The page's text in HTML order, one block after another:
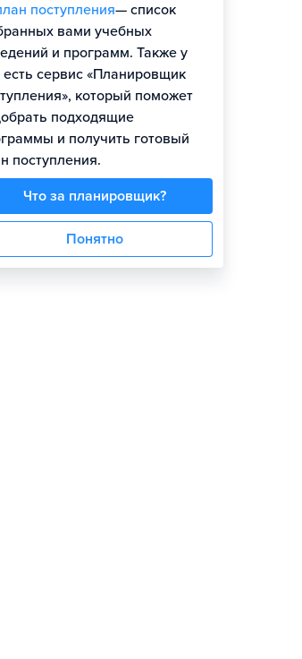
поступления— список
вами учебных
и программ. Также у
есть сервис «Планировщик
который поможет
подходящие
и получить готовый
поступления.
Что за планировщик?
Понятно